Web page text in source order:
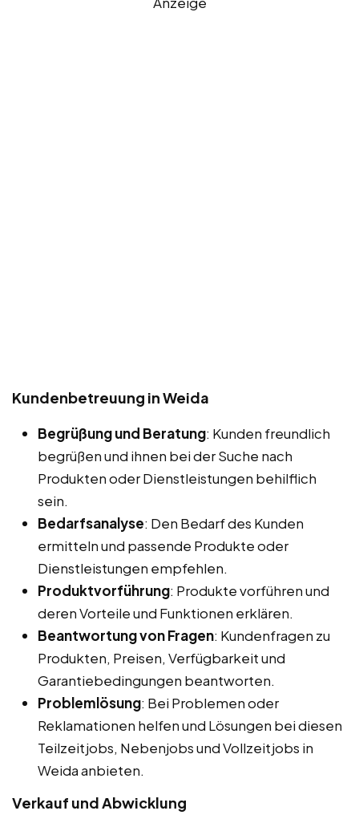
Kundenbetreuung in Weida
Begrüßung und Beratung: Kunden freundlich
begrüßen und ihnen bei der Suche nach
Produkten oder Dienstleistungen behilflich
sein.
Bedarfsanalyse: Den Bedarf des Kunden
ermitteln und passende Produkte oder
Dienstleistungen empfehlen.
Produktvorführung: Produkte vorführen und
deren Vorteile und Funktionen erklären.
Beantwortung von Fragen: Kundenfragen zu
Produkten, Preisen, Verfügbarkeit und
Garantiebedingungen beantworten.
Problemlösung: Bei Problemen oder
Reklamationen helfen und Lösungen bei diesen
Teilzeitjobs, Nebenjobs und Vollzeitjobs in
Weida anbieten.
Verkauf und Abwicklung